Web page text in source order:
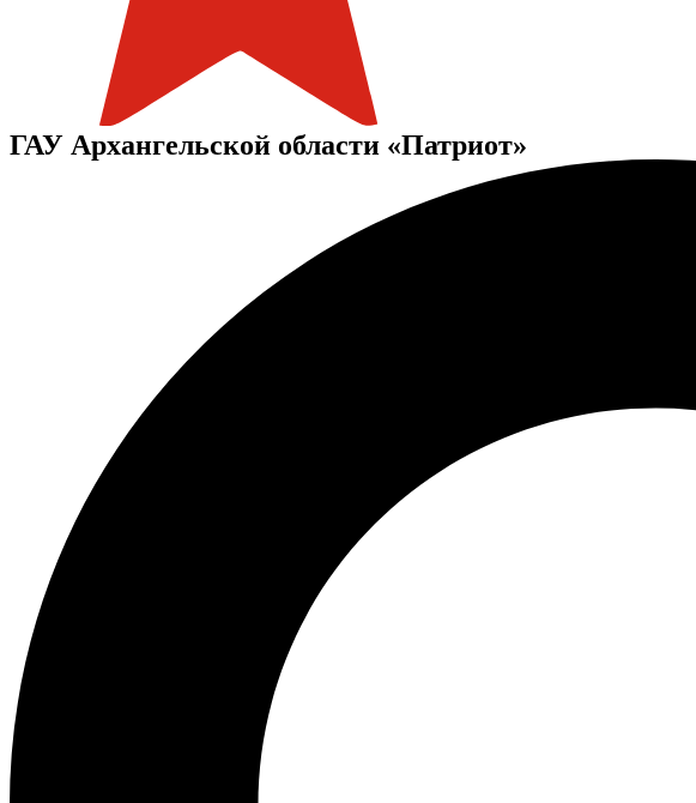
ГАУ Архангельской области «Патриот»